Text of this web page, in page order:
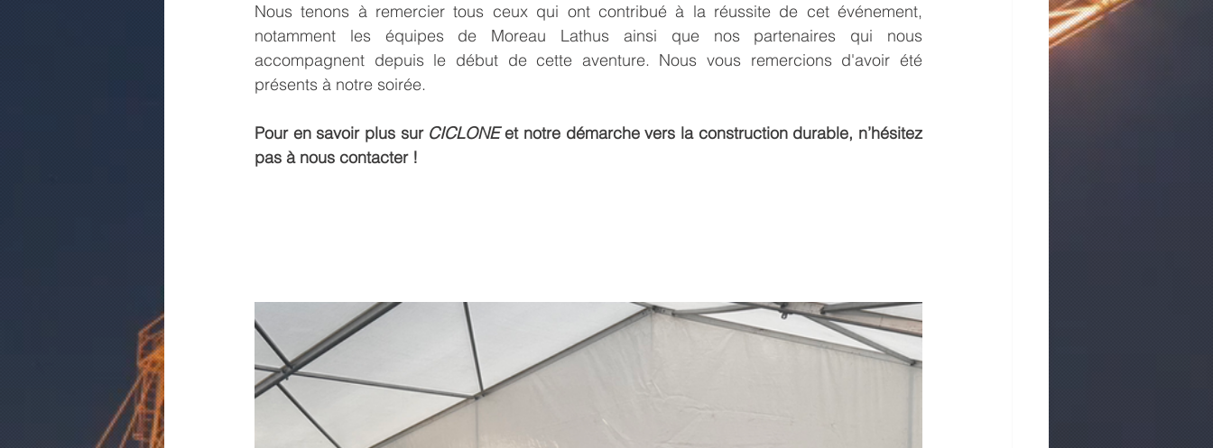
Nous tenons à remercier tous ceux qui ont contribué à la réussite de cet événement,
notamment les équipes de Moreau Lathus ainsi que nos partenaires qui nous
accompagnent depuis le début de cette aventure. Nous vous remercions d'avoir été
présents à notre soirée.
Pour en savoir plus sur CICLONE et notre démarche vers la construction durable, n’hésitez
pas à nous contacter !